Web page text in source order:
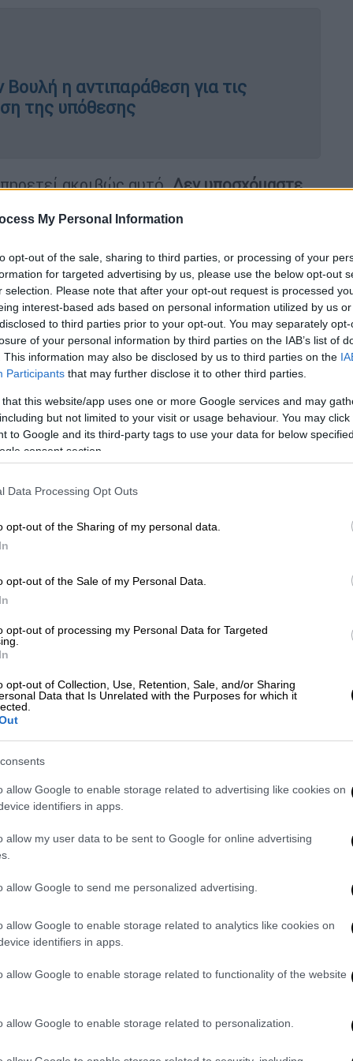
My Personal Information
opt-out of the sale, sharing to third parties, or processing of your
for targeted advertising by us, please use the below opt-out
selection. Please note that after your opt-out request is processed
interest-based ads based on personal information utilized by us
to third parties prior to your opt-out. You may separately
of your personal information by third parties on the IAB’s list of
This information may also be disclosed by us to third parties on the
Participants that may further disclose it to other third parties.
that this website/app uses one or more Google services and may
but not limited to your visit or usage behaviour. You may
to Google and its third-party tags to use your data for below
consent section.
Data Processing Opt Outs
opt-out of the Sharing of my personal data.
opt-out of the Sale of my Personal Data.
opt-out of processing my Personal Data for Targeted
opt-out of Collection, Use, Retention, Sale, and/or Sharing
Data that Is Unrelated with the Purposes for which it
allow Google to enable storage related to advertising like cookies on
identifiers in apps.
allow my user data to be sent to Google for online advertising
allow Google to send me personalized advertising.
allow Google to enable storage related to analytics like cookies on
identifiers in apps.
allow Google to enable storage related to functionality of the website
allow Google to enable storage related to personalization.
η αντιπαράθεση για τις
της υπόθεσης
ακριβώς αυτό.Δεν υποσχόμαστε
Το επιτελικό κράτος είναι ο
η μεθοδολογία που έχουμε για να
μας. Και όταν μπορούμε να
γιατί και να διορθώνουμε τα λάθη
Αντίπαλος μας δεν είναι τα κόμματα που
είμαστε ούτε εμείς εσωτερικά
ο εχθρός μας δεν είναι μέσα.Ο
και όλοι μαζί μπορούμε να
υπογράμμισε ο Άκης
βουλευτές
ΝΔ δημοσίευσαν ανοικτή επιστολή,
εξουσιών.
της
Κατσανιώτης(βουλευτής Π.Ε.
Π.Ε. Πιερίας),
Παππάς(βουλευτής Π.Ε.
τους για τη συγκέντρωση εξουσιών στο
ζήτημα λογοδοσίας, επισημαίνοντας
τον απόλυτο έλεγχο, πιστώνεται
σοβαρές παθογένειες, η ευθύνη διαχέεται
και υποβάθμιση των
την ανάγκη για ένα κράτος «που
χωρίς να αποκόπτεται από την
οι βουλευτές Γιάννης Οικονόμου και
πυρά τους κατά του Άκη Σκέρτσου. Ο
πωςδεν έχει επαρκή επαφή με τη
ο δεύτερος είχε σημειώσει πως «το
της έχει τον κ. Σκέρτσοθα έπρεπε να
να μην παίρνουν εμάς τηλέφωνο